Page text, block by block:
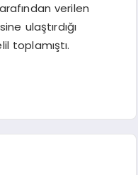
verilen
ulaştırdığı
toplamıştı.